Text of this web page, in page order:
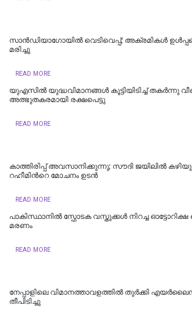
സാന്‍ഡിയാഗോയില്‍ വെടിവെപ്പ്; അക്രമികള്‍
മരിച്ചു
READ MORE
യുഎസിൽ യുദ്ധവിമാനങ്ങൾ കൂട്ടിയിടിച്ച് തകർന്നു
അത്ഭുതകരമായി ര​ക്ഷ​പെ​ട്ടു
READ MORE
കാത്തിരിപ്പ് അവസാനിക്കുന്നു; സൗദി ജയിലില്‍
റഹീമിന്‍റെ മോചനം ഉടന്‍
READ MORE
പാകിസ്ഥാനിൽ സ്ഫോടക വസ്തുക്കൾ നിറച്ച ഓട്ടോറിക്ഷ
മരണം
READ MORE
നേപ്പാളിലെ വിമാനത്താവളത്തിൽ തുർക്കി
തീപിടിച്ചു